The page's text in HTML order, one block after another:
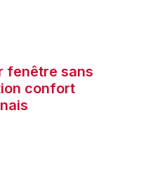
fenêtre sans
confort